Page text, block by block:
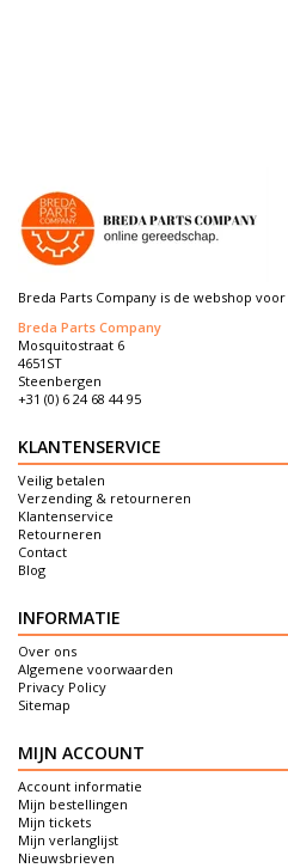
Breda Parts Company is de webshop
Breda Parts Company
Mosquitostraat 6
4651ST
Steenbergen
+31 (0) 6 24 68 44 95
KLANTENSERVICE
Veilig betalen
Verzending & retourneren
Klantenservice
Retourneren
Contact
Blog
INFORMATIE
Over ons
Algemene voorwaarden
Privacy Policy
Sitemap
MIJN ACCOUNT
Account informatie
Mijn bestellingen
Mijn tickets
Mijn verlanglijst
Nieuwsbrieven